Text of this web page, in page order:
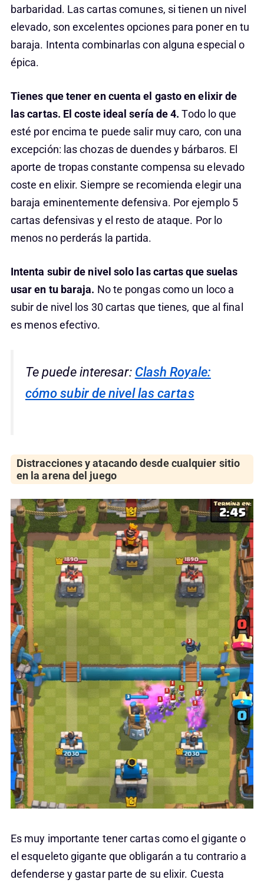
barbaridad. Las cartas comunes, si tienen un nivel
elevado, son excelentes opciones para poner en tu
baraja. Intenta combinarlas con alguna especial o
épica.
Tienes que tener en cuenta el gasto en elixir de
las cartas. El coste ideal sería de 4. Todo lo que
esté por encima te puede salir muy caro, con una
excepción: las chozas de duendes y bárbaros. El
aporte de tropas constante compensa su elevado
coste en elixir. Siempre se recomienda elegir una
baraja eminentemente defensiva. Por ejemplo 5
cartas defensivas y el resto de ataque. Por lo
menos no perderás la partida.
Intenta subir de nivel solo las cartas que suelas
usar en tu baraja. No te pongas como un loco a
subir de nivel los 30 cartas que tienes, que al final
es menos efectivo.
Te puede interesar: Clash Royale:
cómo subir de nivel las cartas
Distracciones y atacando desde cualquier sitio
en la arena del juego
Es muy importante tener cartas como el gigante o
el esqueleto gigante que obligarán a tu contrario a
defenderse y gastar parte de su elixir. Cuesta